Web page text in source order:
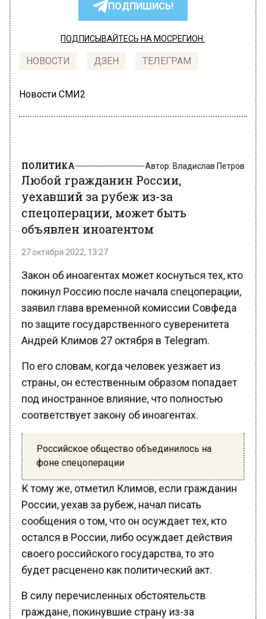
ПОДПИШИСЬ!
ПОДПИСЫВАЙТЕСЬ НА МОСРЕГИОН:
НОВОСТИ ДЗЕН ТЕЛЕГРАМ
Новости СМИ2
Любой гражданин России,
уехавший за рубеж из-за
спецоперации, может быть
объявлен иноагентом
Закон об иноагентах может коснуться тех, кто
покинул Россию после начала спецоперации,
заявил глава временной комиссии Совфеда
по защите государственного суверенитета
Андрей Климов 27 октября в Telegram.
По его словам, когда человек уезжает из
страны, он естественным образом попадает
под иностранное влияние, что полностью
соответствует закону об иноагентах.
Российское общество объединилось на
фоне спецоперации
К тому же, отметил Климов, если гражданин
России, уехав за рубеж, начал писать
сообщения о том, что он осуждает тех, кто
остался в России, либо осуждает действия
своего российского государства, то это
будет расценено как политический акт.
В силу перечисленных обстоятельств
граждане, покинувшие страну из-за